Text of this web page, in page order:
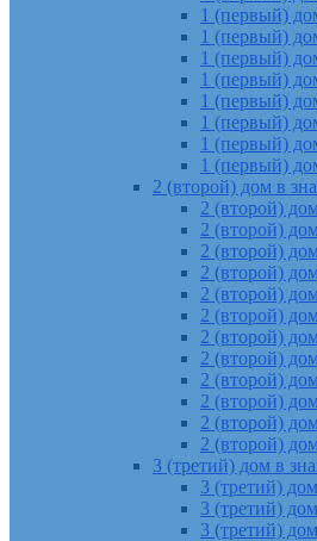
1 (первый)
1 (первый)
1 (первый)
1 (первый)
1 (первый)
1 (первый)
1 (первый)
1 (первый)
2 (второй) дом в
2 (второй)
2 (второй)
2 (второй)
2 (второй)
2 (второй)
2 (второй)
2 (второй)
2 (второй)
2 (второй)
2 (второй)
2 (второй)
2 (второй)
3 (третий) дом в
3 (третий)
3 (третий)
3 (третий)